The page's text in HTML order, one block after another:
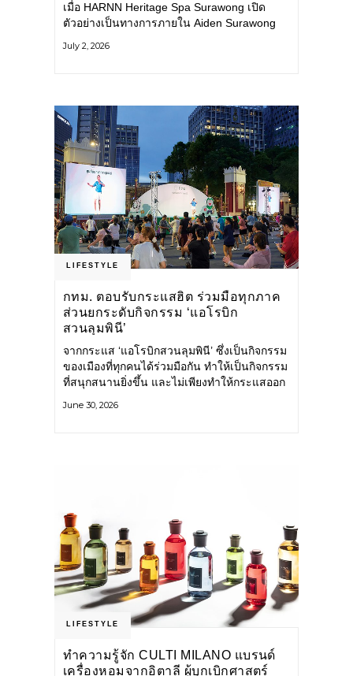
เมื่อ HARNN Heritage Spa Surawong เปิด
ตัวอย่างเป็นทางการภายใน Aiden Surawong
ของเมืองใหญ่ มาสัมผัสประสบการณ์การพักผ่อน
July 2, 2026
LIFESTYLE
กทม. ตอบรับกระแสฮิต ร่วมมือทุกภาค
ส่วนยกระดับกิจกรรม ‘แอโรบิก
สวนลุมพินี’
จากกระแส ‘แอโรบิกสวนลุมพินี’ ซึ่งเป็นกิจกรรม
ของเมืองที่ทุกคนได้ร่วมมือกัน ทำให้เป็นกิจกรรม
ที่สนุกสนานยิ่งขึ้น และไม่เพียงทำให้กระแสออก
กระจายไปยังหลายพื้นที่ของประเทศที่อยากออก
June 30, 2026
LIFESTYLE
ทำความรู้จัก CULTI MILANO แบรนด์
เครื่องหอมจากอิตาลี ผู้บุกเบิกศาสตร์